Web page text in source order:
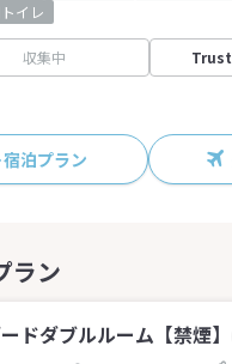
イレ
収集中
泊プラン
ドダブルルーム【禁煙